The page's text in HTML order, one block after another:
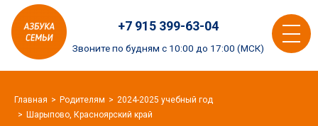
Азбука
семьи
logo
+7 915 399-63-04
Звоните по будням с 10:00 до 17:00 (МСК)
Toggle
Главная Родителям
2024-2025 учебный год
Шарыпово, Красноярский край